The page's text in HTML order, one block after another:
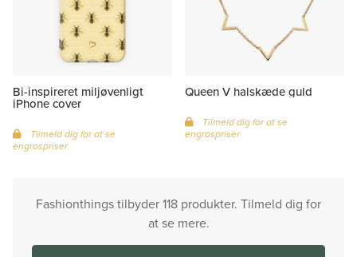
Bi-inspireret miljøvenligt
iPhone cover
Tilmeld dig for at se
engrospriser
Queen V halskæde guld
Tilmeld dig for at se
engrospriser
Fashionthings tilbyder 118 produkter. Tilmeld dig for
at se mere.